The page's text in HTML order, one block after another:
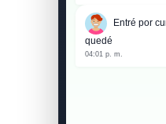
Entré por
quedé
04:01 p. m.